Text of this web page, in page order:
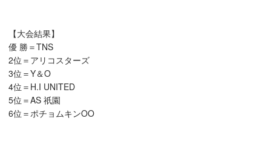
【大会結果】
優 勝＝TNS
2位＝アリコスターズ
3位＝Y＆O
4位＝H.I UNITED
5位＝AS 祇園
6位＝ポチョムキンOO